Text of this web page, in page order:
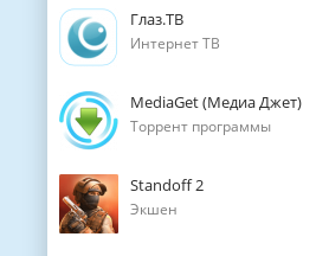
Глаз.ТВ
Интернет ТВ
MediaGet (Медиа Джет)
Торрент программы
Standoff 2
Экшен